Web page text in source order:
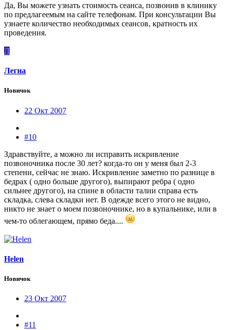
Да, Вы можете узнать стоимость сеанса, позвонив в клинику
по предлагеемым на сайте телефонам. При консультации Вы
узнаете количество необходимых сеансов, кратность их
проведения.
Л
Легна
Новичок
22 Окт 2007
#10
Здравствуйте, а можно ли исправить искривление
позвоночника после 30 лет? когда-то он у меня был 2-3
степени, сейчас не знаю. Искривление заметно по разнице в
бедрах ( одно больше другого), выпирают ребра ( одно
сильнее другого), на спине в области талии справа есть
складка, слева складки нет. В одежде всего этого не видно,
никто не знает о моем позвоночнике, но в купальнике, или в
чем-то облегающем, прямо беда....
Helen
Новичок
23 Окт 2007
#11